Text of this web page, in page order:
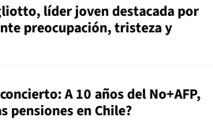
líder joven destacada por
preocupación, tristeza y
A 10 años del No+AFP,
pensiones en Chile?